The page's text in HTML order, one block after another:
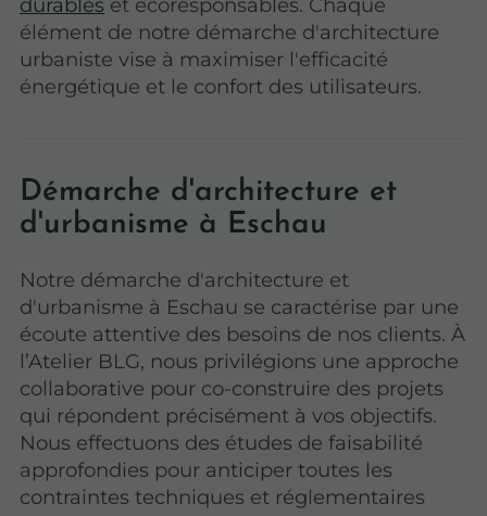
durables et écoresponsables. Chaque
élément de notre démarche d'architecture
urbaniste vise à maximiser l'efficacité
énergétique et le confort des utilisateurs.
Démarche d'architecture et
d'urbanisme à Eschau
Notre démarche d'architecture et
d'urbanisme à Eschau se caractérise par une
écoute attentive des besoins de nos clients. À
l’Atelier BLG, nous privilégions une approche
collaborative pour co-construire des projets
qui répondent précisément à vos objectifs.
Nous effectuons des études de faisabilité
approfondies pour anticiper toutes les
contraintes techniques et réglementaires